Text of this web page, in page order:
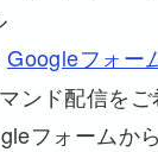
Googleフォー
ンド配信を
フォームか